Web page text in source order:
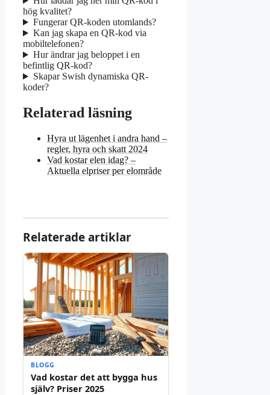
hög kvalitet?
Fungerar QR-koden utomlands?
Kan jag skapa en QR-kod via
mobiltelefonen?
Hur ändrar jag beloppet i en
befintlig QR-kod?
Skapar Swish dynamiska QR-
koder?
Relaterad läsning
Hyra ut lägenhet i andra hand –
regler, hyra och skatt 2024
Vad kostar elen idag? –
Aktuella elpriser per elområde
Relaterade artiklar
BLOGG
Vad kostar det att bygga hus
själv? Priser 2025